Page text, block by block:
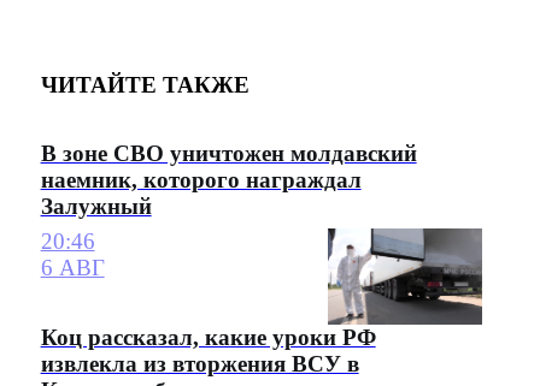
ЧИТАЙТЕ ТАКЖЕ
В зоне СВО уничтожен молдавский
наемник, которого награждал
Залужный
20:46
6 АВГ
Коц рассказал, какие уроки РФ
извлекла из вторжения ВСУ в